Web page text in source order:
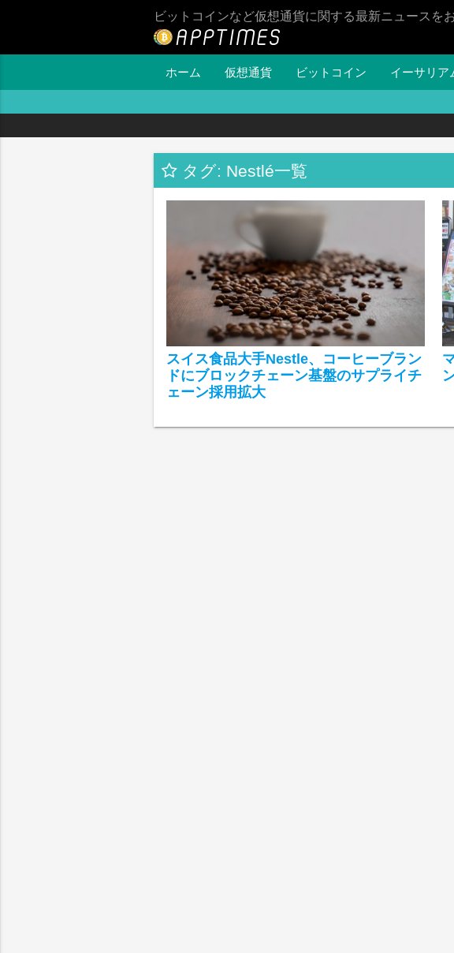
ビットコインなど仮想通貨に関する最新ニュースを
ホーム 仮想通貨 ビットコイン イーサリア
タグ: Nestlé一覧
スイス食品大手Nestle、コーヒーブラン
ドにブロックチェーン基盤のサプライチ
ェーン採用拡大